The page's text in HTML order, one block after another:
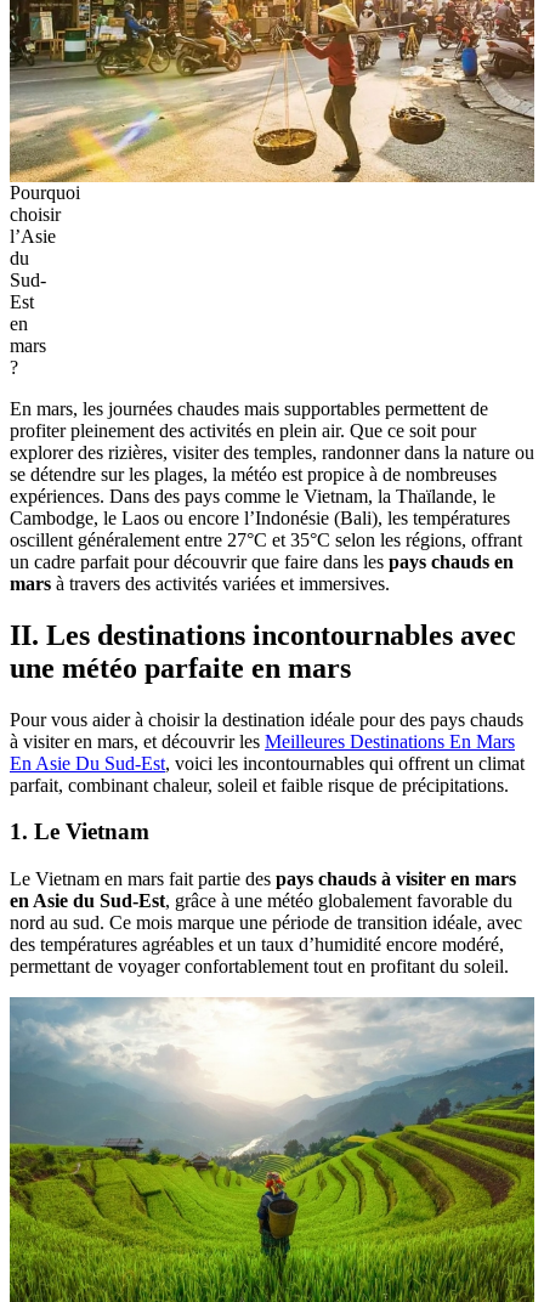
Pourquoi
choisir
l’Asie
du
Sud-
Est
en
mars
?
En mars, les journées chaudes mais supportables permettent de
profiter pleinement des activités en plein air. Que ce soit pour
explorer des rizières, visiter des temples, randonner dans la nature ou
se détendre sur les plages, la météo est propice à de nombreuses
expériences. Dans des pays comme le Vietnam, la Thaïlande, le
Cambodge, le Laos ou encore l’Indonésie (Bali), les températures
oscillent généralement entre 27°C et 35°C selon les régions, offrant
un cadre parfait pour découvrir que faire dans les pays chauds en
mars à travers des activités variées et immersives.
II. Les destinations incontournables avec
une météo parfaite en mars
Pour vous aider à choisir la destination idéale pour des pays chauds
à visiter en mars, et découvrir les Meilleures Destinations En Mars
En Asie Du Sud-Est, voici les incontournables qui offrent un climat
parfait, combinant chaleur, soleil et faible risque de précipitations.
1. Le Vietnam
Le Vietnam en mars fait partie des pays chauds à visiter en mars
en Asie du Sud-Est, grâce à une météo globalement favorable du
nord au sud. Ce mois marque une période de transition idéale, avec
des températures agréables et un taux d’humidité encore modéré,
permettant de voyager confortablement tout en profitant du soleil.